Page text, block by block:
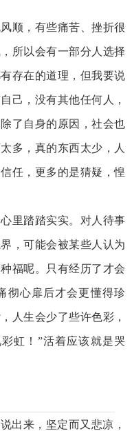
顺，有些痛苦、挫折很
所以会有一部分人选择
存在的道理，但我要说
己，没有其他任何人，
了自身的原因，社会也
多，真的东西太少，人
任，更多的是猜疑，惶
里踏踏实实。对人待事
，可能会被某些人认为
福呢。只有经历了才会
彻心扉后才会更懂得珍
人生会少了些许色彩，
虹！”活着应该就是哭
出来，坚定而又悲凉，